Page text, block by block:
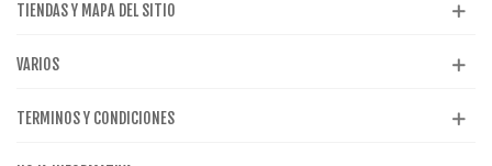
TIENDAS Y MAPA DEL SITIO
VARIOS
TERMINOS Y CONDICIONES